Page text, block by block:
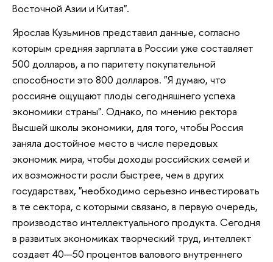
Восточной Азии и Китая".
Ярослав Кузьминов представил данные, согласно
которым средняя зарплата в России уже составляет
500 долларов, а по паритету покупательной
способности это 800 долларов. "Я думаю, что
россияне ощущают плоды сегодняшнего успеха
экономики страны". Однако, по мнению ректора
Высшей школы экономики, для того, чтобы Россия
заняла достойное место в числе передовых
экономик мира, чтобы доходы российских семей и
их возможности росли быстрее, чем в других
государствах, "необходимо серьезно инвестировать
в те сектора, с которыми связано, в первую очередь,
производство интеллектуального продукта. Сегодня
в развитых экономиках творческий труд, интеллект
создает 40—50 процентов валового внутреннего